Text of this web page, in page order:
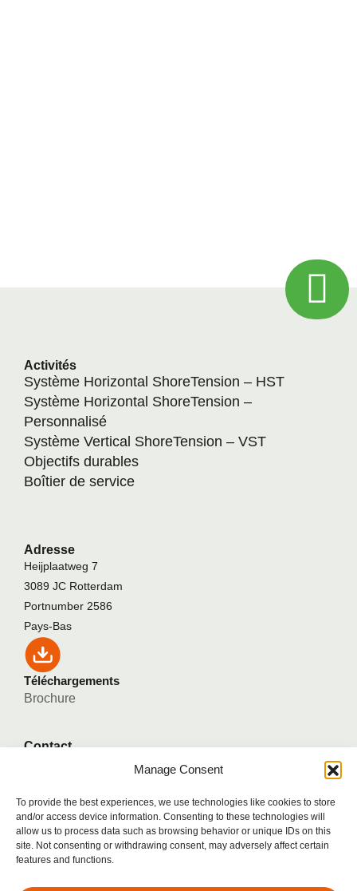
Manage Consent
To provide the best experiences, we use technologies like cookies to store
and/or access device information. Consenting to these technologies will
allow us to process data such as browsing behavior or unique IDs on this
site. Not consenting or withdrawing consent, may adversely affect certain
features and functions.
Activités
Système Horizontal ShoreTension – HST
Système Horizontal ShoreTension –
Personnalisé
Système Vertical ShoreTension – VST
Objectifs durables
Boîtier de service
Adresse
Heijplaatweg 7
3089 JC Rotterdam
Portnumber 2586
Pays-Bas
Téléchargements
Brochure
Contact
Tél: +31(0)88 113 30 90
info@shoretension.com
Cookies